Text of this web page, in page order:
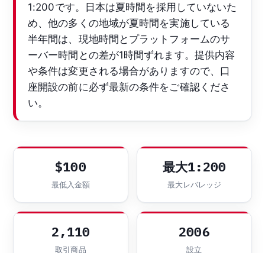
1:200です。日本は夏時間を採用していないた
め、他の多くの地域が夏時間を実施している
半年間は、現地時間とプラットフォームのサ
ーバー時間との差が1時間ずれます。提供内容
や条件は変更される場合がありますので、口
座開設の前に必ず最新の条件をご確認くださ
い。
$100
最低入金額
最大1:200
最大レバレッジ
2,110
取引商品
2006
設立